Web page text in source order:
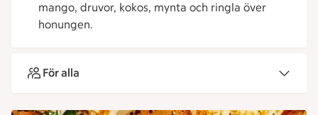
mango, druvor, kokos, mynta och ringla över
honungen.
För alla